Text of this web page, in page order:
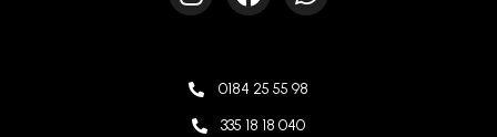
0184 25 55 98
335 18 18 040